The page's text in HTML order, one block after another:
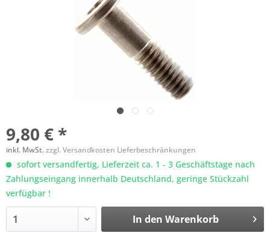
9,80 € *
inkl. MwSt.zzgl. Versandkosten Lieferbeschränkungen
sofort versandfertig, Lieferzeit ca. 1 - 3 Geschäftstage nach
Zahlungseingang innerhalb Deutschland, geringe Stückzahl
verfügbar !
In den Warenkorb